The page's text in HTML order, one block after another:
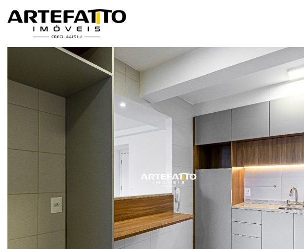
Home / Imóveis à venda / Apartamento